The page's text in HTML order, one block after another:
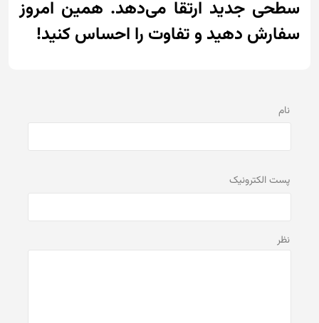
سطحی جدید ارتقا می‌دهد. همین امروز
سفارش دهید و تفاوت را احساس کنید!
نام
پست الكترونيک
نظر